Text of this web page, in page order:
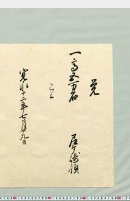
子(寛永13).12.23
卯(寛永16).8.10
, 午(寛永19）.12.12
て申達〕(尼崎渡海船困窮につき神戸村・
寛永13（寛永17か）
書, 安永5.4
之奥儀につき）, 嘉永3.8.26
分限帳）, (寛永12・万治3・延宝7)